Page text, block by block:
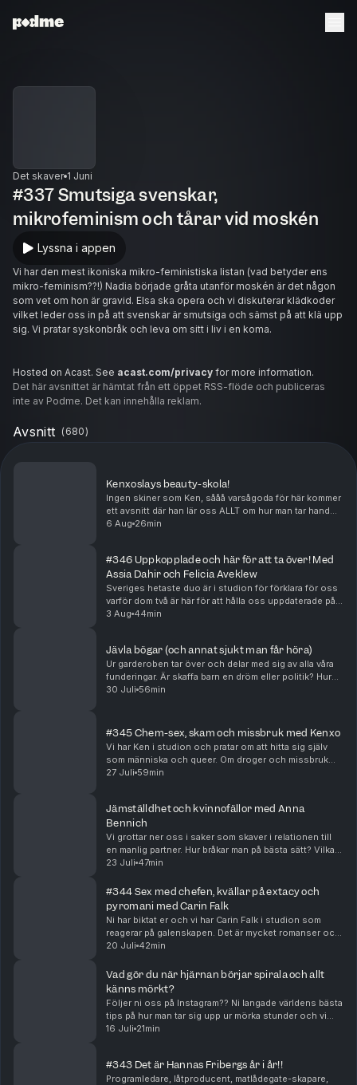
Det skaver 1 Juni
#337 Smutsiga svenskar,
mikrofeminism och tårar vid moskén
Lyssna i appen
Vi har den mest ikoniska mikro-feministiska listan (vad betyder ens
mikro-feminism??!) Nadia började gråta utanför moskén är det någon
som vet om hon är gravid. Elsa ska opera och vi diskuterar klädkoder
vilket leder oss in på att svenskar är smutsiga och sämst på att klä upp
sig. Vi pratar syskonbråk och leva om sitt i liv i en koma.
Hosted on Acast. See acast.com/privacy for more information.
Det här avsnittet är hämtat från ett öppet RSS-flöde och publiceras
inte av Podme. Det kan innehålla reklam.
Avsnitt (680)
Kenxoslays beauty-skola!
Ingen skiner som Ken, sååå varsågoda för här kommer
ett avsnitt där han lär oss ALLT om hur man tar hand
om sitt yttre. Glow utlovas! ✨ Hosted on Acast. See
6 Aug 26min
#346 Uppkopplade och här för att ta över! Med
Assia Dahir och Felicia Aveklew
Sveriges hetaste duo är i studion för förklara för oss
varför dom två är här för att hålla oss uppdaterade på
allt som vi inte visste att vi behövde veta! Det blir
3 Aug 44min
Jävla bögar (och annat sjukt man får höra)
Ur garderoben tar över och delar med sig av alla våra
funderingar. Är skaffa barn en dröm eller politik? Hur
känns det att komma ut ur garderoben? Vad skäms ni
30 Juli 56min
#345 Chem-sex, skam och missbruk med Kenxo
Vi har Ken i studion och pratar om att hitta sig själv
som människa och queer. Om droger och missbruk
och om orgies och minnesluckor. Att komma ut i en
27 Juli 59min
Jämställdhet och kvinnofällor med Anna
Bennich
Vi grottar ner oss i saker som skaver i relationen till
en manlig partner. Hur bråkar man på bästa sätt? Vilka
kvinnofällor är vanligast och går det egentligen att få
23 Juli 47min
#344 Sex med chefen, kvällar på extacy och
pyromani med Carin Falk
Ni har biktat er och vi har Carin Falk i studion som
reagerar på galenskapen. Det är mycket romanser och
onani på jobbet. Ni smyger runt med era ex, råkar
20 Juli 42min
Vad gör du när hjärnan börjar spirala och allt
känns mörkt?
Följer ni oss på Instagram?? Ni langade världens bästa
tips på hur man tar sig upp ur mörka stunder och vi
ville dela det i podden ❤️ Hosted on Acast. See
16 Juli 21min
#343 Det är Hannas Fribergs år i år!!
Programledare, låtproducent, matlådegate-skapare,